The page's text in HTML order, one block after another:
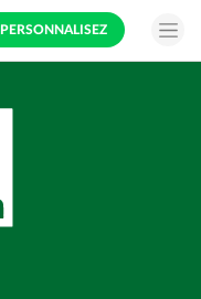
PERSONNALISEZ